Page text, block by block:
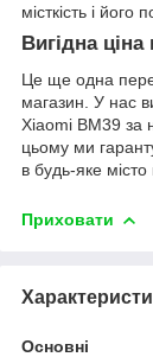
місткість і його
Вигідна
Це ще одна
магазин. У нас
Xiaomi BM39 за
цьому ми
в будь-яке місто
Приховати
Основні